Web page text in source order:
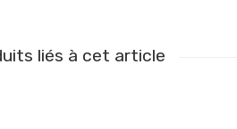
liés à cet article